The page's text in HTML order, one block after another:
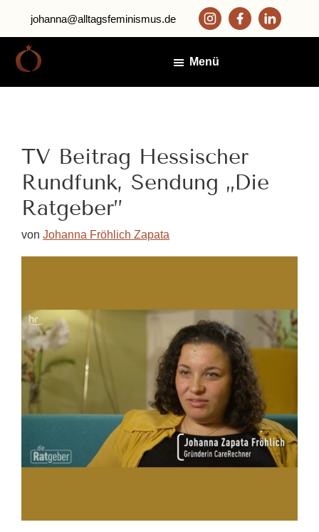
Inhalt
springen
Fußzeile
springen
johanna@alltagsfeminismus.de
Menü
TV Beitrag Hessischer
Rundfunk, Sendung „Die
Ratgeber”
von Johanna Fröhlich Zapata